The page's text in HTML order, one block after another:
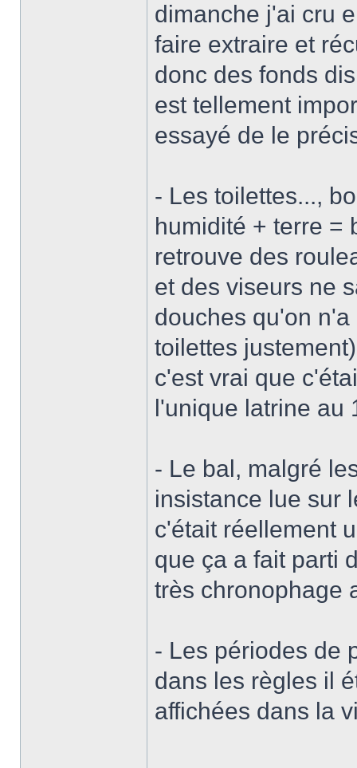
dimanche j'ai cru
faire extraire et
donc des fonds
est tellement
essayé de le
- Les toilettes...,
humidité + terre =
retrouve des
et des viseurs ne
douches qu'on
toilettes
c'est vrai que
l'unique latrine au
- Le bal, malgré
insistance lue sur
c'était réellement
que ça a fait parti
très chronophage
- Les périodes de
dans les règles il
affichées dans la